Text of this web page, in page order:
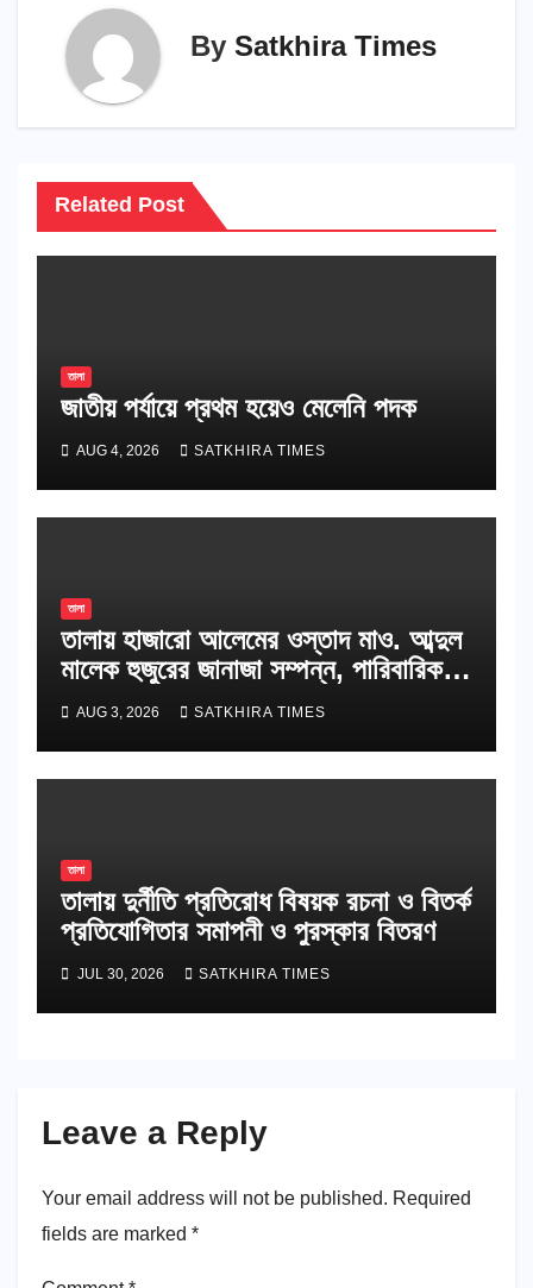
By Satkhira Times
Related Post
তালা
জাতীয় পর্যায়ে প্রথম হয়েও মেলেনি পদক
AUG 4, 2026 SATKHIRA TIMES
তালা
তালায় হাজারো আলেমের ওস্তাদ মাও. আব্দুল
মালেক হুজুরের জানাজা সম্পন্ন, পারিবারিক
কবরস্থানে দাফন
AUG 3, 2026 SATKHIRA TIMES
তালা
তালায় দুর্নীতি প্রতিরোধ বিষয়ক রচনা ও বিতর্ক
প্রতিযোগিতার সমাপনী ও পুরস্কার বিতরণ
JUL 30, 2026 SATKHIRA TIMES
Leave a Reply
Your email address will not be published. Required
fields are marked *